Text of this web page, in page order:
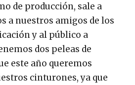
de producción, sale a
a nuestros amigos de los
y al público a
dos peleas de
este año queremos
cinturones, ya que